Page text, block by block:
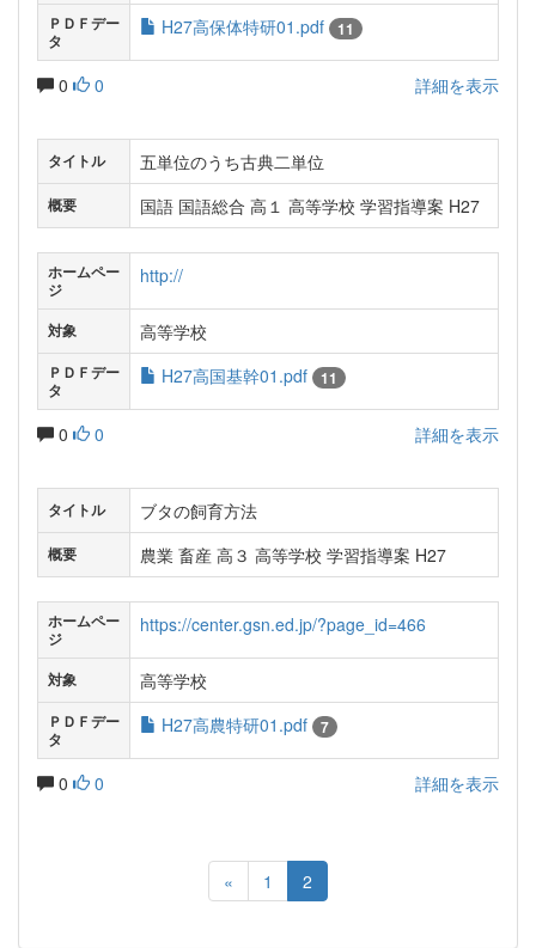
ＰＤＦデー
タ
H27高保体特研01.pdf 11
0 0 詳細を表示
タイトル 五単位のうち古典二単位
概要 国語 国語総合 高１ 高等学校 学習指導案 H27
ホームペー
ジ
http://
対象 高等学校
ＰＤＦデー
タ
H27高国基幹01.pdf 11
0 0 詳細を表示
タイトル ブタの飼育方法
概要 農業 畜産 高３ 高等学校 学習指導案 H27
ホームペー
ジ
https://center.gsn.ed.jp/?page_id=466
対象 高等学校
ＰＤＦデー
タ
H27高農特研01.pdf 7
0 0 詳細を表示
« 1 2